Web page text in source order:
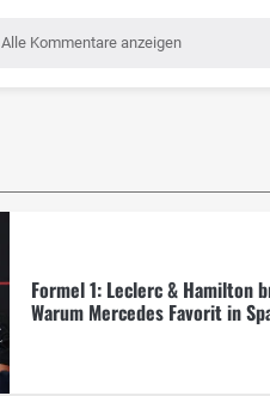
Alle Kommentare anzeigen
Formel 1: Leclerc & Hamilton
Warum Mercedes Favorit in